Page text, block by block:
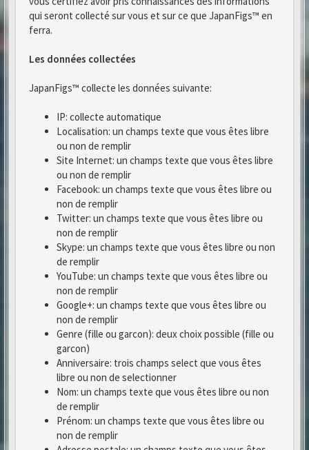
qui seront collecté sur vous et sur ce que JapanFigs™ en
ferra.
Les données collectées
JapanFigs™ collecte les données suivante:
IP: collecte automatique
Localisation: un champs texte que vous êtes libre
ou non de remplir
Site Internet: un champs texte que vous êtes libre
ou non de remplir
Facebook: un champs texte que vous êtes libre ou
non de remplir
Twitter: un champs texte que vous êtes libre ou
non de remplir
Skype: un champs texte que vous êtes libre ou non
de remplir
YouTube: un champs texte que vous êtes libre ou
non de remplir
Google+: un champs texte que vous êtes libre ou
non de remplir
Genre (fille ou garcon): deux choix possible (fille ou
garcon)
Anniversaire: trois champs select que vous êtes
libre ou non de selectionner
Nom: un champs texte que vous êtes libre ou non
de remplir
Prénom: un champs texte que vous êtes libre ou
non de remplir